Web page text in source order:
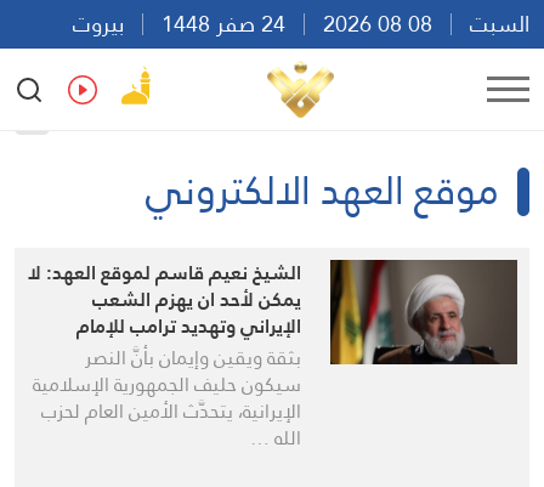
السبت
بيروت
01:00
Ar
موقع العهد الالكتروني
الشيخ نعيم قاسم لموقع العهد: لا
يمكن لأحد ان يهزم الشعب
الإيراني وتهديد ترامب للإمام
الخامنئي دليل ضعف
بثقة ويقين وإيمان بأنَّ النصر
سيكون حليف الجمهورية الإسلامية
الإيرانية، يتحدَّث الأمين العام لحزب
الله …